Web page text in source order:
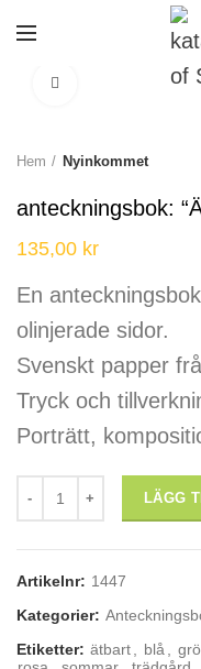
Click to enlarge
Hem Nyinkommet
anteckningsbok:
135,00 kr
En
olinjerade sidor.
Svenskt papper
Tryck och
Porträtt,
anteckningsbok: "Ätbart"
LÄGG
Artikelnr: 1447
Kategorier:
Etiketter: ätbart blå